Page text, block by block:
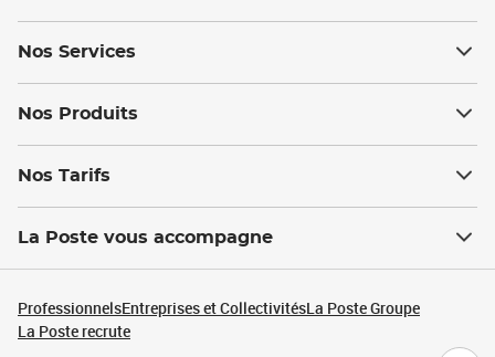
Nos Services
Nos Produits
Nos Tarifs
La Poste vous accompagne
ProfessionnelsEntreprises et CollectivitésLa Poste Groupe
La Poste recrute